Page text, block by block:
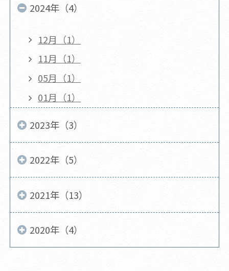
2024年（4）
12月（1）
11月（1）
05月（1）
01月（1）
2023年（3）
2022年（5）
2021年（13）
2020年（4）